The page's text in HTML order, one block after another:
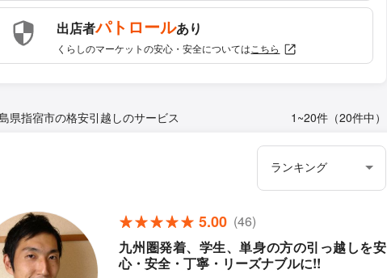
出店者パトロールあり
くらしのマーケットの安心・安全については こちら
県指宿市の格安引越しのサービス 1~20件（20件中）
5.00 (46)
九州圏発着、学生、単身の方の引っ越しを安
心・安全・丁寧・リーズナブルに!!